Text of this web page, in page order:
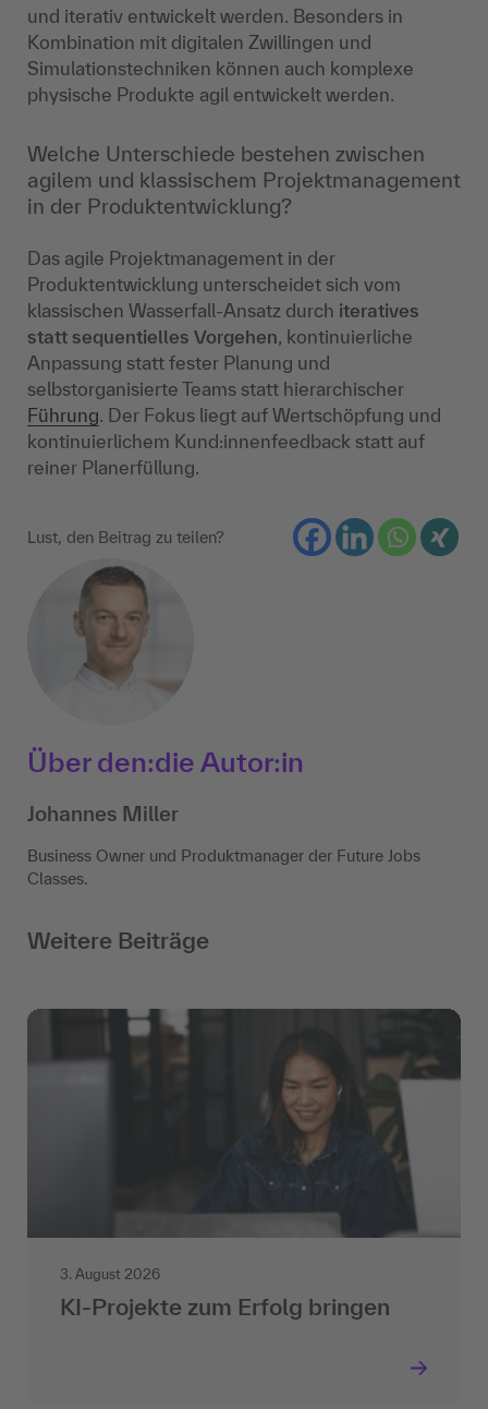
und iterativ entwickelt werden. Besonders in
Kombination mit digitalen Zwillingen und
Simulationstechniken können auch komplexe
physische Produkte agil entwickelt werden.
Welche Unterschiede bestehen zwischen
agilem und klassischem Projektmanagement
in der Produktentwicklung?
Das agile Projektmanagement in der
Produktentwicklung unterscheidet sich vom
klassischen Wasserfall-Ansatz durch iteratives
statt sequentielles Vorgehen, kontinuierliche
Anpassung statt fester Planung und
selbstorganisierte Teams statt hierarchischer
Führung. Der Fokus liegt auf Wertschöpfung und
kontinuierlichem Kund:innenfeedback statt auf
reiner Planerfüllung.
Lust, den Beitrag zu teilen?
Über den:die Autor:in
Johannes Miller
Business Owner und Produktmanager der Future Jobs
Classes.
Weitere Beiträge
3. August 2026
KI-Projekte zum Erfolg bringen